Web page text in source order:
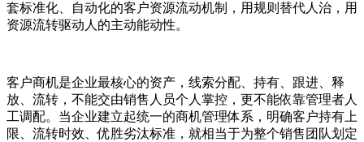
套标准化、自动化的客户资源流动机制，用规则替代人治，用
资源流转驱动人的主动能动性。
客户商机是企业最核心的资产，线索分配、持有、跟进、释
放、流转，不能交由销售人员个人掌控，更不能依靠管理者人
工调配。当企业建立起统一的商机管理体系，明确客户持有上
限、流转时效、优胜劣汰标准，就相当于为整个销售团队划定